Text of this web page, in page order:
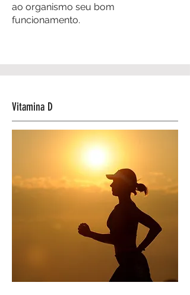
ao organismo seu bom
funcionamento.
Vitamina D